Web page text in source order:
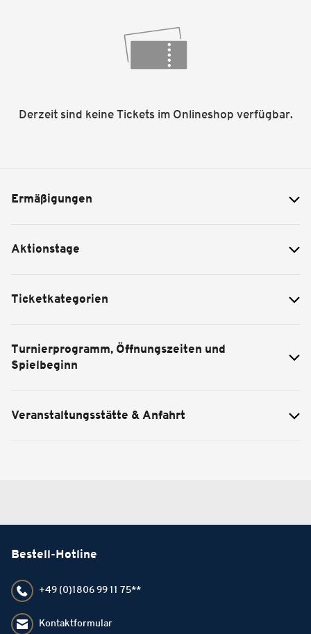
Derzeit sind keine Tickets im Onlineshop verfügbar.
Ermäßigungen
Aktionstage
Ticketkategorien
Turnierprogramm, Öffnungszeiten und
Spielbeginn
Veranstaltungsstätte & Anfahrt
Bestell-Hotline
+49 (0)1806 99 11 75**
Kontaktformular